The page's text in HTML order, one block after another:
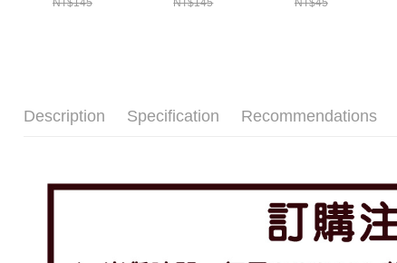
NT$145 NT$145 NT$45
Description Specification Recommendations